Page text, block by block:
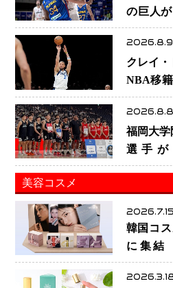
の巨人
マリヤ
プで新た
2026.8.9
クレイ
NBA移
ズ、ヒー
ューター
に手放せ
2026.8.8
福岡大学
選手
「
2026」
美容コスメ
2026.7.15
韓国コ
に集結
「GASH
定POP-